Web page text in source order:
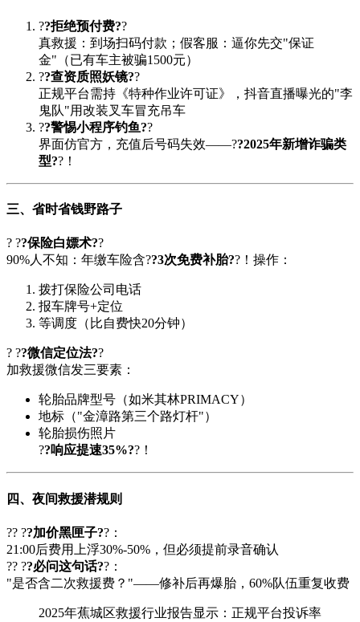
??拒绝预付费??
真救援：到场扫码付款；假客服：逼你先交"保证
金"（已有车主被骗1500元）
??查资质照妖镜??
正规平台需持《特种作业许可证》，抖音直播曝光的"李
鬼队"用改装叉车冒充吊车
??警惕小程序钓鱼??
界面仿官方，充值后号码失效——??2025年新增诈骗类
型??！
三、省时省钱野路子
? ??保险白嫖术??
90%人不知：年缴车险含??3次免费补胎??！操作：
拨打保险公司电话
报车牌号+定位
等调度（比自费快20分钟）
? ??微信定位法??
加救援微信发三要素：
轮胎品牌型号（如米其林PRIMACY）
地标（"金漳路第三个路灯杆"）
轮胎损伤照片
??响应提速35%??！
四、夜间救援潜规则
?? ??加价黑匣子??：
21:00后费用上浮30%-50%，但必须提前录音确认
?? ??必问这句话??：
"是否含二次救援费？"——修补后再爆胎，60%队伍重复收费
2025年蕉城区救援行业报告显示：正规平台投诉率